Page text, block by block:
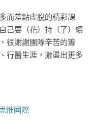
而差點虛脫的精彩課
己要（花）持（了）續
很謝謝團隊辛苦的籌
行醫生涯，激盪出更多
惟國際